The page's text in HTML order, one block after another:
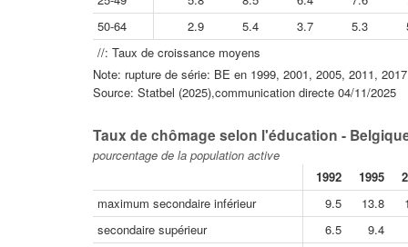
50-64
2.9 5.4 3.7 5.3
//: Taux de croissance moyens
Note: rupture de série: BE en 1999, 2001, 2005, 2011,
Source: Statbel (2025),communication directe 04/11/2025
Taux de chômage selon l'éducation -
pourcentage de la population active
1992
1995
maximum secondaire inférieur
9.5 13.8
secondaire supérieur
6.5
9.4